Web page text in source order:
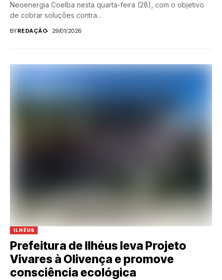
Neoenergia Coelba nesta quarta-feira (28), com o objetivo
de cobrar soluções contra...
BYREDAÇÃO 29/01/2026
ILHÉUS
Prefeitura de Ilhéus leva Projeto
Vivares à Olivença e promove
consciência ecológica